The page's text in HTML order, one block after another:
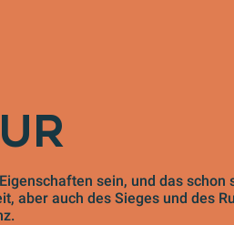
sein, und das
aber auch des Sieges und des